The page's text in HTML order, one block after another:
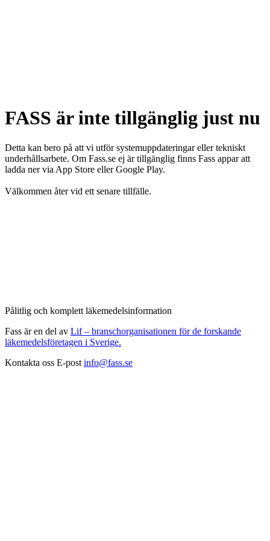
FASS är inte tillgänglig just nu
Detta kan bero på att vi utför systemuppdateringar eller tekniskt
underhållsarbete. Om Fass.se ej är tillgänglig finns Fass appar att
ladda ner via App Store eller Google Play.
Välkommen åter vid ett senare tillfälle.
Pålitlig och komplett läkemedelsinformation
Fass är en del av Lif – branschorganisationen för de forskande
läkemedelsföretagen i Sverige.
Kontakta oss E-post info@fass.se